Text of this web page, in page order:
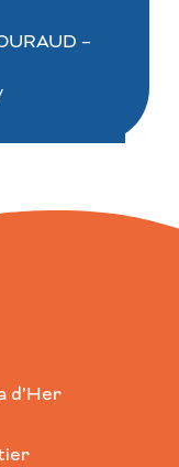
–
d’Her